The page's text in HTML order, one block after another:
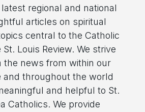
regional and national
articles on spiritual
central to the Catholic
Louis Review. We strive
the news from within our
and throughout the world
and helpful to St.
Catholics. We provide